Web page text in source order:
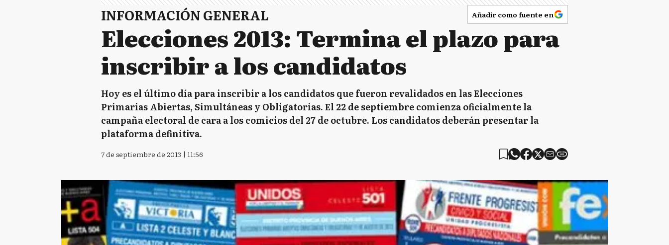
INFORMACIÓN GENERAL Añadir como fuente en
Elecciones 2013: Termina el plazo para
inscribir a los candidatos
Hoy es el último día para inscribir a los candidatos que fueron revalidados en las Elecciones
Primarias Abiertas, Simultáneas y Obligatorias. El 22 de septiembre comienza oficialmente la
campaña electoral de cara a los comicios del 27 de octubre. Los candidatos deberán presentar la
plataforma definitiva.
7 de septiembre de 2013 | 11:56